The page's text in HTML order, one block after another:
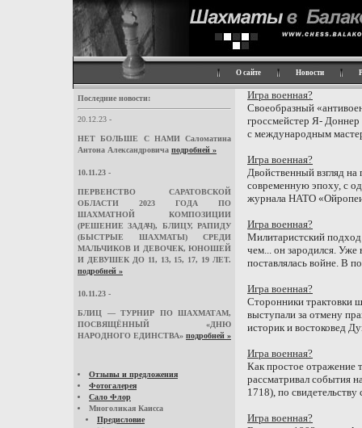
О сайте Новости
Последние новости:
20.12.23 -
НЕТ БОЛЬШЕ С НАМИ Саломатина
Антона Александровича подробней »
10.11.23 -
ПЕРВЕНСТВО САРАТОВСКОЙ
ОБЛАСТИ 2023 ГОДА ПО
ШАХМАТНОЙ КОМПОЗИЦИИ
(РЕШЕНИЕ ЗАДАЧ), БЛИЦУ, РАПИДУ
(БЫСТРЫЕ ШАХМАТЫ) СРЕДИ
МАЛЬЧИКОВ И ДЕВОЧЕК, ЮНОШЕЙ
И ДЕВУШЕК ДО 11, 13, 15, 17, 19 ЛЕТ.
подробней »
10.11.23 -
БЛИЦ — ТУРНИР ПО ШАХМАТАМ,
ПОСВЯЩЁННЫЙ «ДНЮ
НАРОДНОГО ЕДИНСТВА» подробней »
Отзывы и предложения
Фотогалерея
Сало Флор
Многоликая Каисса
Предисловие
Игра военная?
Своеобразный
гроссмейстер Я-
с международным
Игра военная?
Двойственный взгляд
современную эпоху, с
журнала НАТО
Игра военная?
Милитаристский
чем... он зародился. Уже
поставлялась войне. В
Игра военная?
Сторонники трактовки
выступали за отмену
историк и востоковед
Игра военная?
Как простое отражение
рассматривал события
1718), по
Игра военная?